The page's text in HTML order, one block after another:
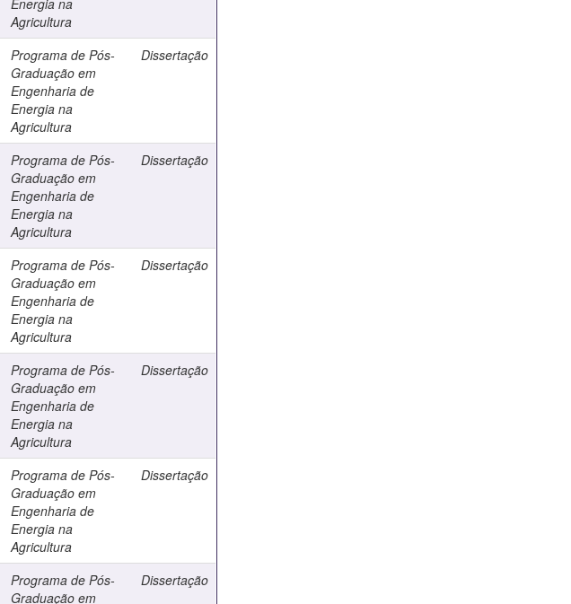
Energia na
Agricultura
Programa de Pós-
Graduação em
Engenharia de
Energia na
Agricultura
Dissertação
Programa de Pós-
Graduação em
Engenharia de
Energia na
Agricultura
Dissertação
Programa de Pós-
Graduação em
Engenharia de
Energia na
Agricultura
Dissertação
Programa de Pós-
Graduação em
Engenharia de
Energia na
Agricultura
Dissertação
Programa de Pós-
Graduação em
Engenharia de
Energia na
Agricultura
Dissertação
Programa de Pós-
Graduação em
Dissertação